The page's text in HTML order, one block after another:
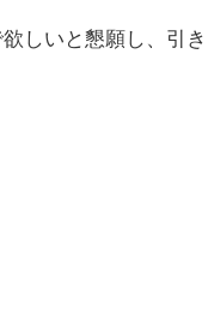
しいと懇願し、引き